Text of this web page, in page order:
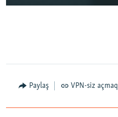
Paylaş VPN-siz açmaq